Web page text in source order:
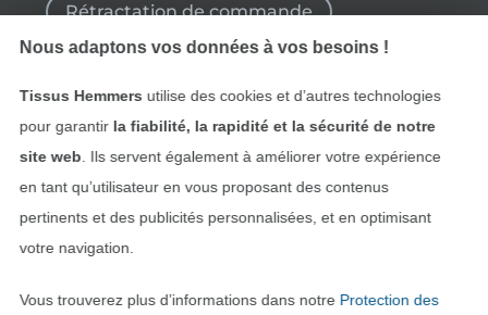
Rétractation de commande
Nous adaptons vos données à vos besoins !
Tissus Hemmers utilise des cookies et d’autres technologies
pour garantir la fiabilité, la rapidité et la sécurité de notre
site web . Ils servent également à améliorer votre expérience
en tant qu’utilisateur en vous proposant des contenus
pertinents et des publicités personnalisées, et en optimisant
votre navigation.
Vous trouverez plus d’informations dans notre Protection des